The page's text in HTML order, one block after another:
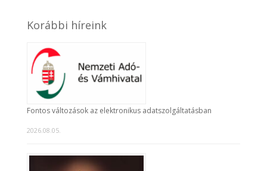
Korábbi híreink
Fontos változások az elektronikus adatszolgáltatásban
2026.08.05.